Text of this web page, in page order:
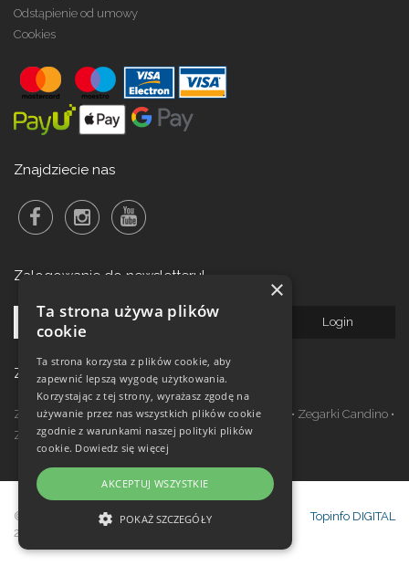
Odstąpienie od umowy
Cookies
Znajdziecie nas
Zalogowanie do newsletteru!
Zegarki w ofercie
Zegarki Festina•Zegarki Kronaby•Zegarki Jaguar • Zegarki Candino •
Zegarki Lotus•Zegarki Calypso
© Copyright Janeba Time Sp. z o.o. 2017-
2026
Topinfo DIGITAL
×
Ta strona używa plików
cookie
Ta strona korzysta z plików cookie, aby
zapewnić lepszą wygodę użytkowania.
Korzystając z tej strony, wyrażasz zgodę na
używanie przez nas wszystkich plików cookie
zgodnie z warunkami naszej polityki plików
cookie. Dowiedz się więcej
AKCEPTUJ WSZYSTKIE
POKAŻ SZCZEGÓŁY
NIEZBĘDNE